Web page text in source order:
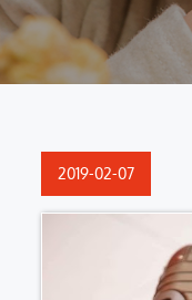
Posted
on
2019-02-07